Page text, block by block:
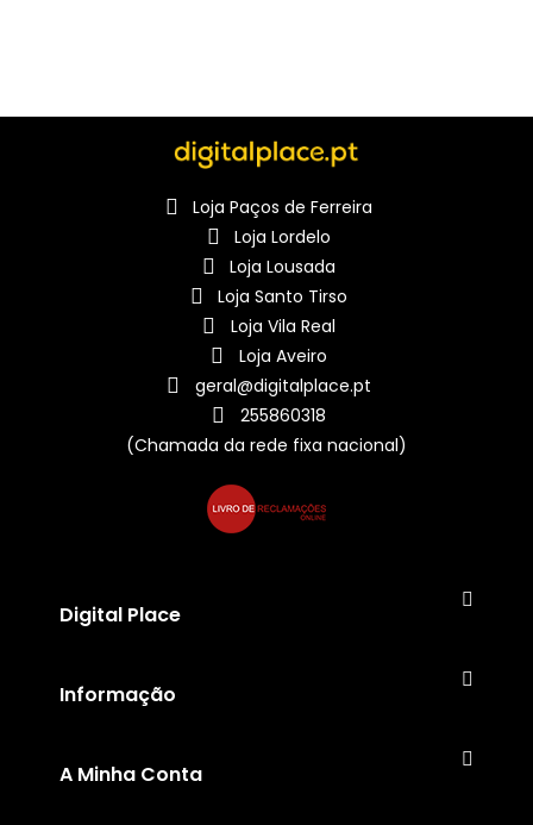
Loja Paços de Ferreira
Loja Lordelo
Loja Lousada
Loja Santo Tirso
Loja Vila Real
Loja Aveiro
geral@digitalplace.pt
255860318
(Chamada da rede fixa nacional)
Digital Place
Informação
A Minha Conta